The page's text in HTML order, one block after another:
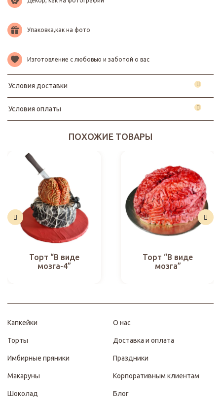
Упаковка,как на фото
Изготовление с любовью и заботой о вас
Условия доставки
Условия оплаты
ПОХОЖИЕ ТОВАРЫ
Торт “В виде
мозга-4”
Торт “В виде
мозга”
Капкейки
Торты
Имбирные пряники
Макаруны
Шоколад
О нас
Доставка и оплата
Праздники
Корпоративным клиентам
Блог